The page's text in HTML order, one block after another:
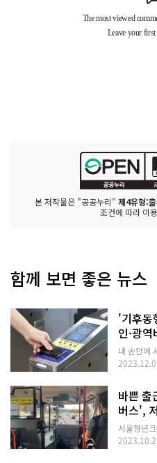
본 저작물은 "공공누리" 제4유형:
조건에 따라 이
함께 보면 좋은 뉴스
'기후동
인·광
내 손안에
바쁜 출
버스',
서울청년